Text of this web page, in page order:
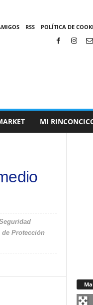
RSS POLÍTICA DE
MI
de Protección